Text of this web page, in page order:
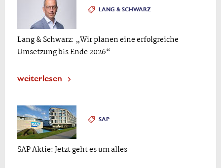
LANG & SCHWARZ
Lang & Schwarz: „Wir planen eine erfolgreiche
Umsetzung bis Ende 2026“
weiterlesen
SAP
SAP Aktie: Jetzt geht es um alles